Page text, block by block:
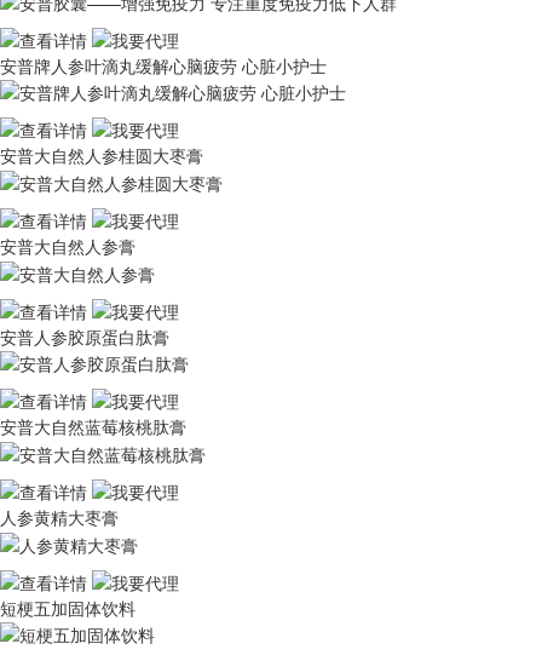
安普牌人参叶滴丸缓解心脑疲劳 心脏小护士
安普大自然人参桂圆大枣膏
安普大自然人参膏
安普人参胶原蛋白肽膏
安普大自然蓝莓核桃肽膏
人参黄精大枣膏
短梗五加固体饮料